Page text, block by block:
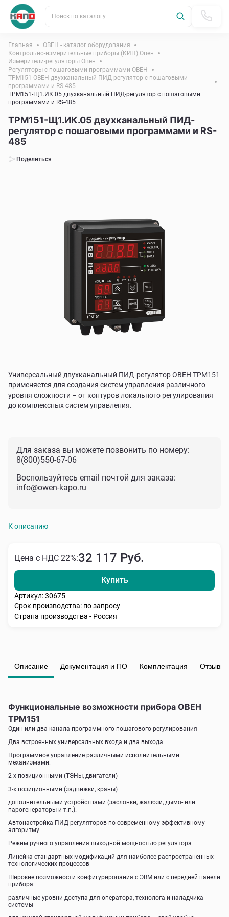
Поиск по каталогу
Главная
ОВЕН - каталог оборудования
Контрольно-измерительные приборы (КИП) Овен
Измерители-регуляторы Овен
Регуляторы с пошаговыми программами ОВЕН
ТРМ151 ОВЕН двухканальный ПИД-регулятор с пошаговыми
программами и RS-485
ТРМ151-Щ1.ИК.05 двухканальный ПИД-регулятор с пошаговыми
программами и RS-485
ТРМ151-Щ1.ИК.05 двухканальный ПИД-
регулятор с пошаговыми программами и RS-
485
Поделиться
Универсальный двухканальный ПИД-регулятор ОВЕН ТРМ151
применяется для создания систем управления различного
уровня сложности – от контуров локального регулирования
до комплексных систем управления.
Для заказа вы можете позвонить по номеру:
8(800)550-67-06
Воспользуйтесь email почтой для заказа:
info@owen-kapo.ru
К описанию
Цена с НДС 22%:32 117 Руб.
Купить
Артикул: 30675
Срок производства: по запросу
Страна производства - Россия
Описание Документация и ПО Комплектация Отзывы
Функциональные возможности прибора ОВЕН
ТРМ151
Один или два канала программного пошагового регулирования
Два встроенных универсальных входа и два выхода
Программное управление различными исполнительными
механизмами:
2-х позиционными (ТЭНы, двигатели)
3-х позиционными (задвижки, краны)
дополнительными устройствами (заслонки, жалюзи, дымо- или
парогенераторы и т.п.).
Автонастройка ПИД-регуляторов по современному эффективному
алгоритму
Режим ручного управления выходной мощностью регулятора
Линейка стандартных модификаций для наиболее распространенных
технологических процессов
Широкие возможности конфигурирования с ЭВМ или с передней панели
прибора:
различные уровни доступа для оператора, технолога и наладчика
системы